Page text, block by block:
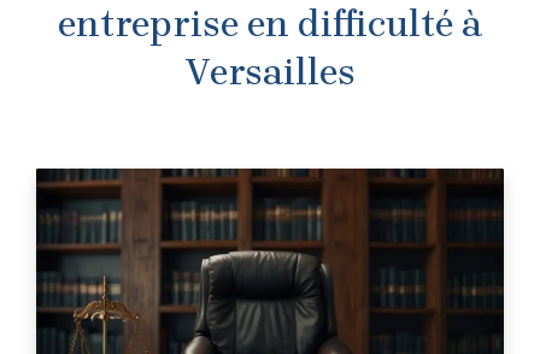
entreprise en difficulté à
Versailles